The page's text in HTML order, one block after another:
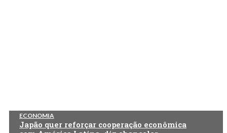
ECONOMIA
Japão quer reforçar cooperação econômica